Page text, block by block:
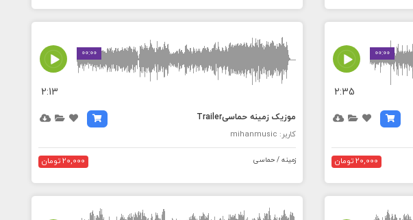
00:00
2:35
20,000 تومان
00:00
MEDIA_ELEMENT_ERROR: Empty src attribute
2:13
موزیک زمینه حماسیTrailer
کاربر: mihanmusic
زمینه / حماسی 20,000 تومان
MEDIA_ELEMENT_ERROR: Empty src attribute